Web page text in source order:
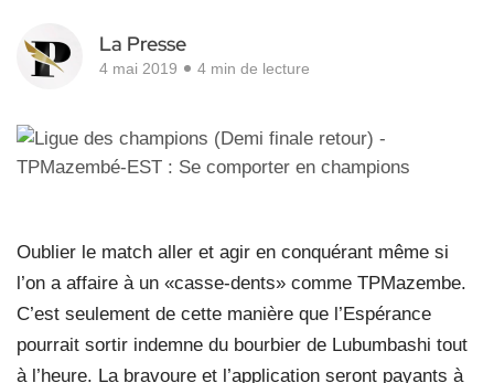
La Presse
4 mai 2019 4 min de lecture
Oublier le match aller et agir en conquérant même si
l’on a affaire à un «casse-dents» comme TPMazembe.
C’est seulement de cette manière que l’Espérance
pourrait sortir indemne du bourbier de Lubumbashi tout
à l’heure. La bravoure et l’application seront payants à